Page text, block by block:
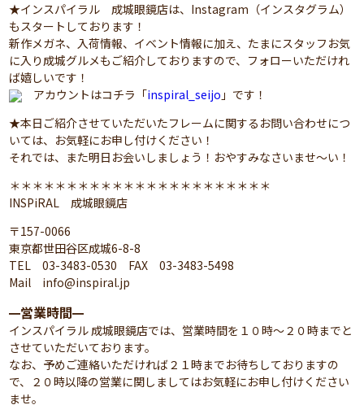
★インスパイラル 成城眼鏡店は、Instagram（インスタグラム）
もスタートしております！
新作メガネ、入荷情報、イベント情報に加え、たまにスタッフお気
に入り成城グルメもご紹介しておりますので、フォローいただけれ
ば嬉しいです！
アカウントはコチラ「inspiral_seijo 」です！
★本日ご紹介させていただいたフレームに関するお問い合わせにつ
いては、お気軽にお申し付けください！
それでは、また明日お会いしましょう！おやすみなさいませ～い！
＊＊＊＊＊＊＊＊＊＊＊＊＊＊＊＊＊＊＊＊＊＊＊
INSPiRAL 成城眼鏡店
〒157-0066
東京都世田谷区成城6-8-8
TEL 03-3483-0530 FAX 03-3483-5498
Mail info@inspiral.jp
━営業時間━
インスパイラル 成城眼鏡店では、営業時間を１０時～２０時までと
させていただいております。
なお、予めご連絡いただければ２１時までお待ちしておりますの
で、２０時以降の営業に関しましてはお気軽にお申し付けください
ませ。